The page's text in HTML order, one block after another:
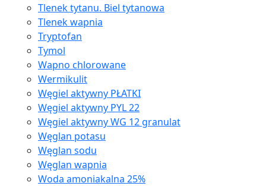
Tlenek tytanu. Biel tytanowa
Tlenek wapnia
Tryptofan
Tymol
Wapno chlorowane
Wermikulit
Węgiel aktywny PŁATKI
Węgiel aktywny PYL 22
Węgiel aktywny WG 12 granulat
Węglan potasu
Węglan sodu
Węglan wapnia
Woda amoniakalna 25%